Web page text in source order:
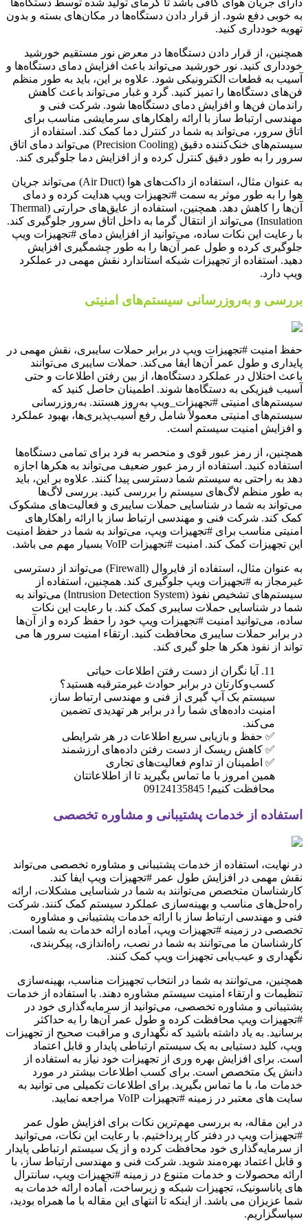
دارای جریان هوای کافی باشد تا گرمای تولید شده توسط دستگاه‌ها
به خوبی دفع شود. از قرار دادن دستگاه‌ها در مکان‌های بسته و بدون
تهویه خودداری کنید.
همچنین، از قرار دادن دستگاه‌ها در معرض نور مستقیم خورشید
خودداری کنید. نور خورشید می‌تواند باعث افزایش دمای دستگاه‌ها و
آسیب به قطعات الکترونیکی شود. علاوه بر این، باید به طور منظم
فن‌های دستگاه‌ها را تمیز کنید. گرد و غبار می‌تواند باعث کاهش
راندمان فن‌ها و افزایش دمای دستگاه‌ها شود. شرکت فنی و
مهندسی ارتباط ساز با ارائه راهکارهای سرمایشی مناسب برای
اتاق سرور، می‌تواند به شما در کنترل دما کمک کند. استفاده از
سیستم‌های خنک‌کننده دقیق (Precision Cooling) می‌تواند دمای اتاق
سرور را به طور دقیق کنترل کرده و از افزایش دما جلوگیری کند.
به عنوان مثال، استفاده از داکت‌های هوا (Air Duct) می‌تواند جریان
هوا را به طور موثر به سمت #تجهیزات ویپ هدایت کرده و دمای
آن‌ها را کاهش دهد. همچنین، استفاده از عایق‌های حرارتی (Thermal
Insulation) می‌تواند از انتقال گرما به داخل اتاق سرور جلوگیری کند.
با رعایت این نکات ساده، می‌توانید از افزایش دمای #تجهیزات ویپ
جلوگیری کرده و طول عمر آن‌ها را به طور چشمگیری افزایش
دهید. استفاده از تجهیزات شبکه استاندارد نقش مهمی در عملکرد
ویپ دارد.
بررسی و به‌روزرسانی سیستم‌های امنیتی
حفظ امنیت #تجهیزات ویپ در برابر حملات سایبری، نقش مهمی در
پایداری و طول عمر آن‌ها ایفا می‌کند. حملات سایبری می‌توانند
باعث اختلال در عملکرد دستگاه‌ها، از بین رفتن اطلاعات و حتی
آسیب فیزیکی به دستگاه‌ها شوند. اطمینان حاصل کنید که
سیستم‌های امنیتی #تجهیزات_ویپ به‌روز هستند. به‌روزرسانی
سیستم‌های امنیتی معمولاً شامل رفع آسیب‌پذیری‌ها، بهبود عملکرد
و افزایش امنیت سیستم است.
همچنین، از رمز عبور قوی و منحصر به فرد برای تمامی دستگاه‌ها
استفاده کنید. استفاده از رمز عبور ضعیف می‌تواند به هکرها اجازه
دهد به راحتی به سیستم شما دسترسی پیدا کنند. علاوه بر این، باید
به طور منظم لاگ‌های سیستم را بررسی کنید. بررسی لاگ‌ها
می‌تواند به شما در شناسایی حملات سایبری و فعالیت‌های مشکوک
کمک کند. شرکت فنی و مهندسی ارتباط ساز با ارائه راهکارهای
امنیتی مناسب برای #تجهیزات ویپ، می‌تواند به شما در حفظ امنیت
این تجهیزات کمک کند. امنیت #تجهیزات VoIP بسیار مهم می باشد.
به عنوان مثال، استفاده از فایروال (Firewall) می‌تواند از دسترسی
غیرمجاز به #تجهیزات ویپ جلوگیری کند. همچنین، استفاده از
سیستم‌های تشخیص نفوذ (Intrusion Detection System) می‌تواند به
شما در شناسایی حملات سایبری کمک کند. با رعایت این نکات
ساده، می‌توانید امنیت #تجهیزات ویپ خود را حفظ کرده و از آن‌ها
در برابر حملات سایبری محافظت کنید. ارتقاء امنیت سرور ها می
تواند از نفوذ هکر ها جلو گیری کند.
11. آیا نگران از دست رفتن اطلاعات حیاتی
کسب‌وکارتان در برابر حوادث غیرمترقبه هستید؟
سیستم بک آپ گیری از فنی و مهندسی ارتباط ساز،
امنیت داده‌های شما را در برابر هر تهدیدی تضمین
می‌کند.
✅ حفظ و بازیابی سریع اطلاعات در هر شرایطی
✅ کاهش ریسک از دست رفتن داده‌های ارزشمند
✅ اطمینان از تداوم فعالیت‌های تجاری
همین امروز با ما تماس بگیرید تا از اطلاعاتتان
محافظت کنیم! 09124135845
استفاده از خدمات پشتیبانی و مشاوره تخصصی
در نهایت، استفاده از خدمات پشتیبانی و مشاوره تخصصی می‌تواند
نقش مهمی در افزایش طول عمر #تجهیزات ویپ ایفا کند.
کارشناسان متخصص می‌توانند به شما در شناسایی مشکلات، ارائه
راه‌حل‌های مناسب و بهینه‌سازی عملکرد سیستم کمک کنند. شرکت
فنی و مهندسی ارتباط ساز با ارائه خدمات پشتیبانی و مشاوره
تخصصی در زمینه #تجهیزات ویپ، آماده ارائه خدمات به شما است.
کارشناسان ما می‌توانند به شما در نصب، راه‌اندازی، پیکربندی،
نگهداری و عیب‌یابی تجهیزات ویپ کمک کنند.
همچنین، می‌توانند به شما در انتخاب تجهیزات مناسب، بهینه‌سازی
تنظیمات و ارتقاء امنیت سیستم مشاوره دهند. با استفاده از خدمات
پشتیبانی و مشاوره تخصصی، می‌توانید از سرمایه‌گذاری خود در
#تجهیزات ویپ محافظت کرده و طول عمر آن‌ها را به حداکثر
برسانید. به یاد داشته باشید که نگهداری و مراقبت صحیح از تجهیزات
ویپ، کلید دستیابی به یک سیستم ارتباطی پایدار و قابل اعتماد
است. برای افزایش بهره وری از تجهیزات خود نیاز به استفاده از
دانش یک متخصص است. برای کسب اطلاعات بیشتر در مورد
خدمات ما، با ما تماس بگیرید. برای اطلاعات تکمیلی می توانید به
سایت های معتبر در زمینه #تجهیزات VoIP مراجعه نمایید.
در این مقاله، به بررسی مهم‌ترین نکات برای افزایش طول عمر
#تجهیزات ویپ در دفتر کار پرداختیم. با رعایت این نکات، می‌توانید
از سرمایه‌گذاری خود محافظت کرده و از یک سیستم ارتباطی پایدار
و قابل اعتماد بهره‌مند شوید. شرکت فنی و مهندسی ارتباط ساز، با
ارائه محصولات و خدمات متنوع در زمینه #تجهیزات ویپ، سانترال
های پاناسونیک، تجهیزات شبکه و زیرساخت، آماده ارائه خدمات به
شما عزیزان می باشد. از اینکه تا انتهای این مقاله با ما همراه بودید،
سپاسگزاریم.